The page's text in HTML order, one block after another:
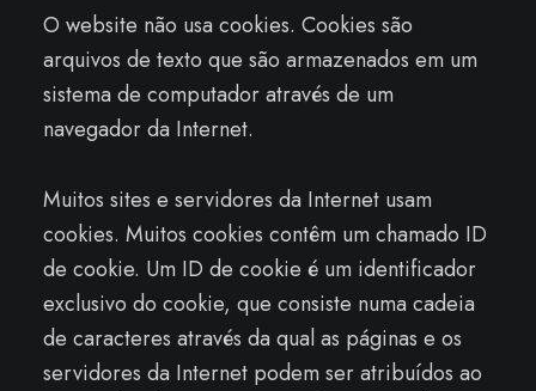
O website não usa cookies. Cookies são
arquivos de texto que são armazenados em um
sistema de computador através de um
navegador da Internet.
Muitos sites e servidores da Internet usam
cookies. Muitos cookies contêm um chamado ID
de cookie. Um ID de cookie é um identificador
exclusivo do cookie, que consiste numa cadeia
de caracteres através da qual as páginas e os
servidores da Internet podem ser atribuídos ao